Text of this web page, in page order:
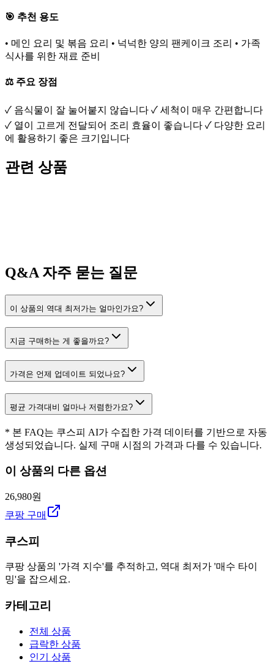
🎯 추천 용도
• 메인 요리 및 볶음 요리 • 넉넉한 양의 팬케이크 조리 • 가족
식사를 위한 재료 준비
⚖️ 주요 장점
✓ 음식물이 잘 눌어붙지 않습니다 ✓ 세척이 매우 간편합니다
✓ 열이 고르게 전달되어 조리 효율이 좋습니다 ✓ 다양한 요리
에 활용하기 좋은 크기입니다
관련 상품
Q&A 자주 묻는 질문
이 상품의 역대 최저가는 얼마인가요?
지금 구매하는 게 좋을까요?
가격은 언제 업데이트 되었나요?
평균 가격대비 얼마나 저렴한가요?
* 본 FAQ는 쿠스피 AI가 수집한 가격 데이터를 기반으로 자동
생성되었습니다. 실제 구매 시점의 가격과 다를 수 있습니다.
이 상품의 다른 옵션
26,980원
쿠팡 구매
쿠스피
쿠팡 상품의 '가격 지수'를 추적하고, 역대 최저가 '매수 타이
밍'을 잡으세요.
카테고리
전체 상품
급락한 상품
인기 상품